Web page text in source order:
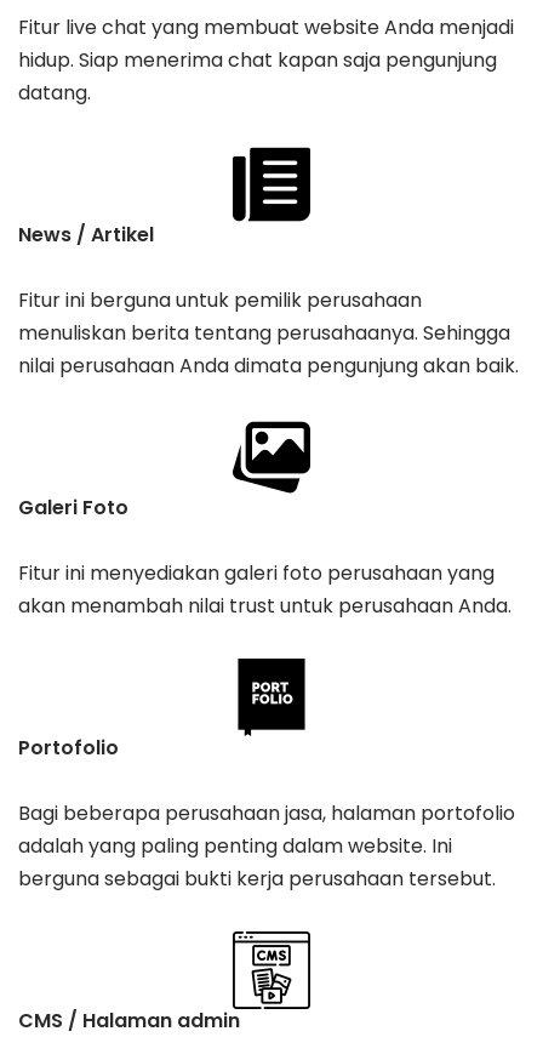
Fitur live chat yang membuat website Anda menjadi
hidup. Siap menerima chat kapan saja pengunjung
datang.
News / Artikel
Fitur ini berguna untuk pemilik perusahaan
menuliskan berita tentang perusahaanya. Sehingga
nilai perusahaan Anda dimata pengunjung akan baik.
Galeri Foto
Fitur ini menyediakan galeri foto perusahaan yang
akan menambah nilai trust untuk perusahaan Anda.
Portofolio
Bagi beberapa perusahaan jasa, halaman portofolio
adalah yang paling penting dalam website. Ini
berguna sebagai bukti kerja perusahaan tersebut.
CMS / Halaman admin